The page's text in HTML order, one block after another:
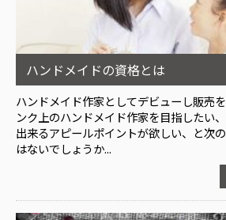
ハンドメイドの資格とは
ハンドメイド作家としてデビューし販売
ンク上のハンドメイド作家を目指したい
出来るアピールポイントが欲しい、と次
はないでしょうか...